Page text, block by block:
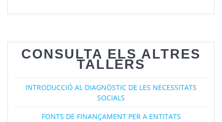
CONSULTA ELS ALTRES
TALLERS
INTRODUCCIÓ AL DIAGNÒSTIC DE LES NECESSITATS
SOCIALS
FONTS DE FINANÇAMENT PER A ENTITATS